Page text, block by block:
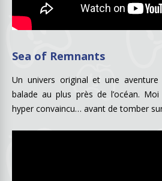
Sea of Remnants
Un univers original et une
balade au plus près de l’océan.
hyper convaincu… avant de tomber